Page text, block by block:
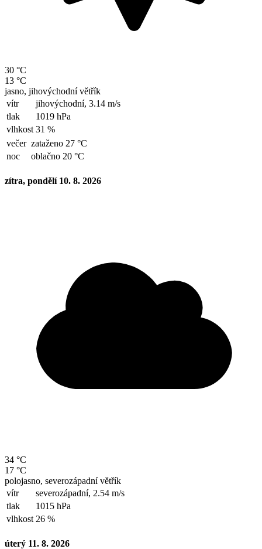
30 °C
13 °C
jasno, jihovýchodní větřík
vítr
jihovýchodní, 3.14 m/s
tlak
1019 hPa
vlhkost 31 %
večer zataženo 27 °C
noc
oblačno 20 °C
zítra, pondělí 10. 8. 2026
34 °C
17 °C
polojasno, severozápadní větřík
vítr
severozápadní, 2.54 m/s
tlak
1015 hPa
vlhkost 26 %
úterý 11. 8. 2026